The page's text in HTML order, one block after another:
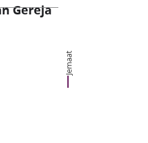
Gereja
Jemaat